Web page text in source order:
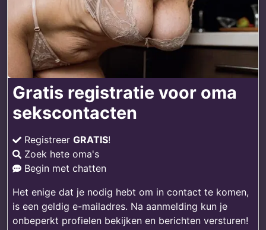
Gratis registratie voor oma
sekscontacten
Registreer GRATIS!
Zoek hete oma's
Begin met chatten
Het enige dat je nodig hebt om in contact te komen,
is een geldig e-mailadres. Na aanmelding kun je
onbeperkt profielen bekijken en berichten versturen!